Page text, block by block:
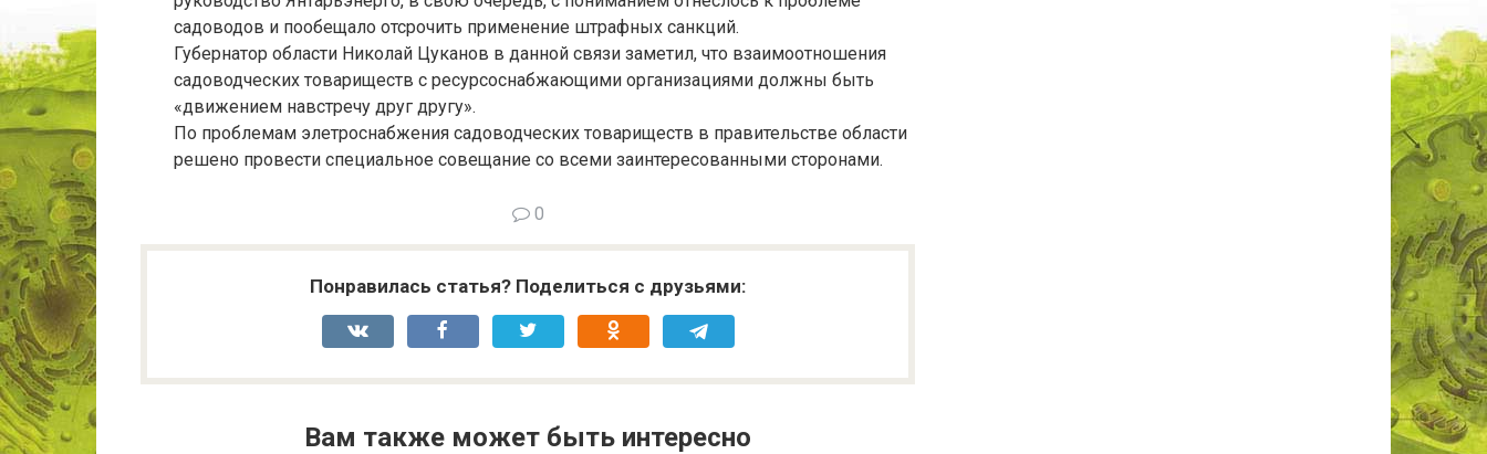
садоводов и пообещало отсрочить применение штрафных санкций.
Губернатор области Николай Цуканов в данной связи заметил, что взаимоотношения
садоводческих товариществ с ресурсоснабжающими организациями должны быть
«движением навстречу друг другу».
По проблемам элетроснабжения садоводческих товариществ в правительстве области
решено провести специальное совещание со всеми заинтересованными сторонами.
0
Понравилась статья? Поделиться с друзьями:
Вам также может быть интересно